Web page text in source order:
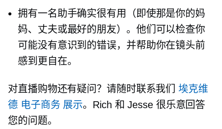
拥有一名助手确实很有用（即使那是你的妈
妈、丈夫或最好的朋友）。他们可以检查你
可能没有意识到的错误，并帮助你在镜头前
感到更自在。
对直播购物还有疑问？请随时联系我们埃克维
德 电子商务 展示。Rich 和 Jesse 很乐意回答
您的问题。